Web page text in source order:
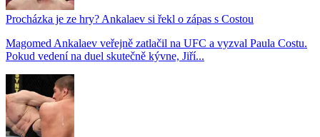
Procházka je ze hry? Ankalaev si řekl o zápas s Costou
Magomed Ankalaev veřejně zatlačil na UFC a vyzval Paula Costu.
Pokud vedení na duel skutečně kývne, Jiří...